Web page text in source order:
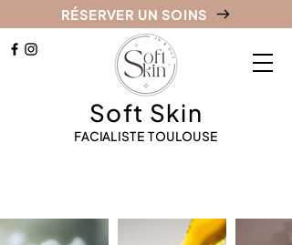
Soft Skin
FACIALISTE TOULOUSE
RÉSERVER UN SOINS